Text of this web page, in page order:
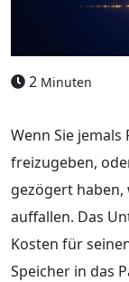
2 Minuten
Wenn Sie
freizugeben,
gezögert
auffallen. Das
Kosten für
Speicher in das